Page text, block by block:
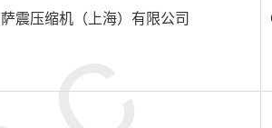
萨震压缩机（上海）有限公司